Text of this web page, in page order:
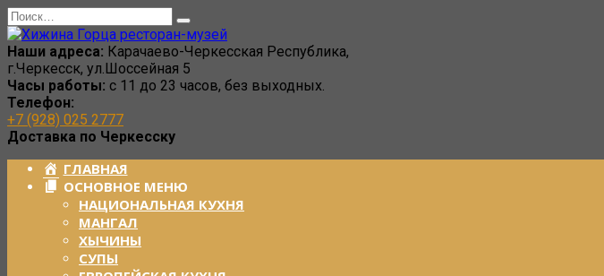
Перейти
к
содержанию
Search
for:
Наши адреса: Карачаево-Черкесская Республика,
г.Черкесск, ул.Шоссейная 5
Часы работы: с 11 до 23 часов, без выходных.
Телефон:
+7 (928) 025 2777
Доставка по Черкесску
ГЛАВНАЯ
ОСНОВНОЕ МЕНЮ
НАЦИОНАЛЬНАЯ КУХНЯ
МАНГАЛ
ХЫЧИНЫ
СУПЫ